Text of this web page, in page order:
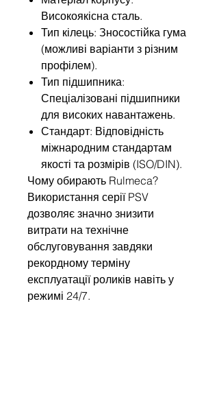
Високоякісна сталь.
Тип кілець: Зносостійка гума
(можливі варіанти з різним
профілем).
Тип підшипника:
Спеціалізовані підшипники
для високих навантажень.
Стандарт: Відповідність
міжнародним стандартам
якості та розмірів (ISO/DIN).
Чому обирають Rulmeca?
Використання серії PSV
дозволяє значно знизити
витрати на технічне
обслуговування завдяки
рекордному терміну
експлуатації роликів навіть у
режимі 24/7.